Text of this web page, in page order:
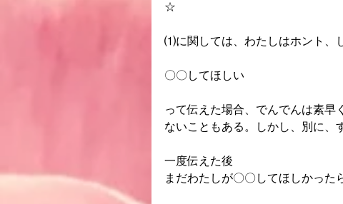
☆
⑴に関しては、わたしはホント、
〇〇してほしい
って伝えた場合、でんでんは素早
ないこともある。しかし、別に、
一度伝えた後
まだわたしが〇〇してほしかった